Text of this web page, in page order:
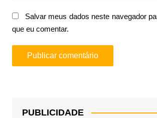
Salvar meus dados neste navegador
que eu comentar.
PUBLICIDADE